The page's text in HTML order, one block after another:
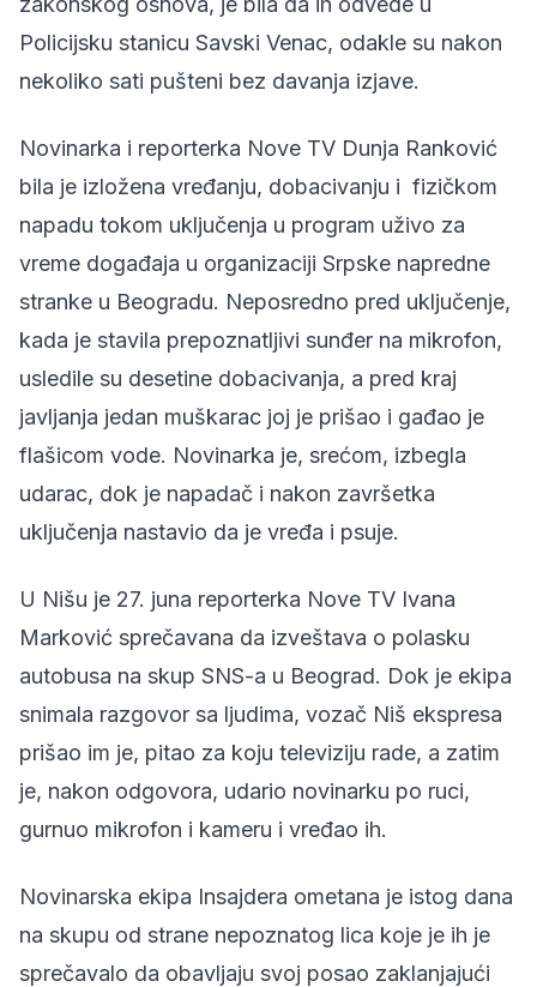
Policijsku stanicu Savski Venac, odakle su nakon
nekoliko sati pušteni bez davanja izjave.
Novinarka i reporterka Nove TV Dunja Ranković
bila je izložena vređanju, dobacivanju i fizičkom
napadu tokom uključenja u program uživo za
vreme događaja u organizaciji Srpske napredne
stranke u Beogradu. Neposredno pred uključenje,
kada je stavila prepoznatljivi sunđer na mikrofon,
usledile su desetine dobacivanja, a pred kraj
javljanja jedan muškarac joj je prišao i gađao je
flašicom vode. Novinarka je, srećom, izbegla
udarac, dok je napadač i nakon završetka
uključenja nastavio da je vređa i psuje.
U Nišu je 27. juna reporterka Nove TV Ivana
Marković sprečavana da izveštava o polasku
autobusa na skup SNS-a u Beograd. Dok je ekipa
snimala razgovor sa ljudima, vozač Niš ekspresa
prišao im je, pitao za koju televiziju rade, a zatim
je, nakon odgovora, udario novinarku po ruci,
gurnuo mikrofon i kameru i vređao ih.
Novinarska ekipa Insajdera ometana je istog dana
na skupu od strane nepoznatog lica koje je ih je
sprečavalo da obavljaju svoj posao zaklanjajući